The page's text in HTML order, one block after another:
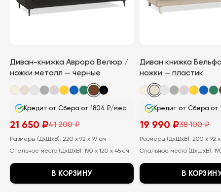
на
странице
на
Диван-книжка Аврора Велюр /
ножки металл — черные
Кредит от Сбера от 1804 ₽/мес
41 200₽
Первоначальная
составляла
200
21 650 ₽
Текущая
21
₽.
Размеры (ДхШхВ): 220 x 92 x 97 см
Спальное место (ДхШхВ): 190 x 120 x 45 см
В КОРЗИНУ
Диван книжка
ножки — пластик
Кредит от Сбера от
38 100₽
Первоначальная
составляла
100
19 990 ₽
Текущая
19
₽.
Размеры (ДхШхВ):200 x 92 x
Спальное место (ДхШхВ):
В